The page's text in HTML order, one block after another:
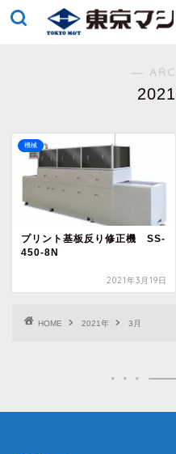
―
機械
プリント基板反り修正機 SS-
450-8N
2021年3月19日
HOME 2021年 3月